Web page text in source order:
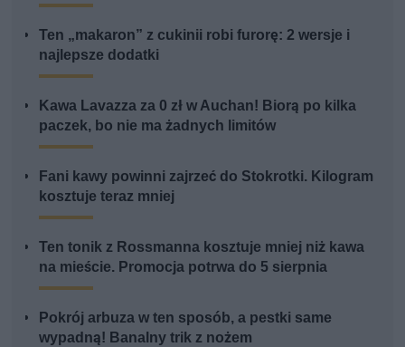
Ten „makaron” z cukinii robi furorę: 2 wersje i
najlepsze dodatki
Kawa Lavazza za 0 zł w Auchan! Biorą po kilka
paczek, bo nie ma żadnych limitów
Fani kawy powinni zajrzeć do Stokrotki. Kilogram
kosztuje teraz mniej
Ten tonik z Rossmanna kosztuje mniej niż kawa
na mieście. Promocja potrwa do 5 sierpnia
Pokrój arbuza w ten sposób, a pestki same
wypadną! Banalny trik z nożem